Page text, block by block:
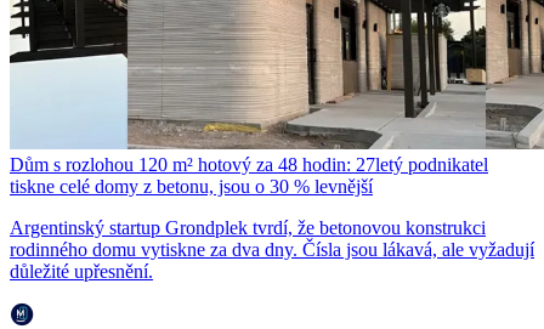
Dům s rozlohou 120 m² hotový za 48 hodin: 27letý podnikatel
tiskne celé domy z betonu, jsou o 30 % levnější
Argentinský startup Grondplek tvrdí, že betonovou konstrukci
rodinného domu vytiskne za dva dny. Čísla jsou lákavá, ale vyžadují
důležité upřesnění.